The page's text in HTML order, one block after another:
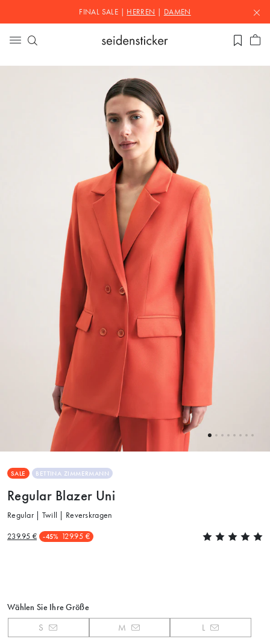
FINAL SALE | HERREN DAMEN
SALE BETTINA ZIMMERMANN
Regular Blazer Uni
Regular | Twill | Reverskragen
239.95 € -45% 129.95 €
Wählen Sie Ihre Größe
S M L